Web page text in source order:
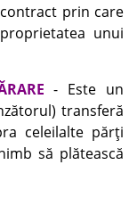
prin care
unui
- Este un
transferă
celeilalte părţi
să plătească